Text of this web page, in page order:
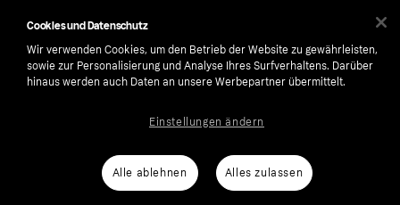
number: 556737-0431
Cookies Klarna.com
Cookies und Datenschutz
Wir verwenden Cookies, um den Betrieb der Website zu gewährleisten,
sowie zur Personalisierung und Analyse Ihres Surfverhaltens. Darüber
hinaus werden auch Daten an unsere Werbepartner übermittelt.
Alle ablehnen Alles zulassen
Einstellungen ändern